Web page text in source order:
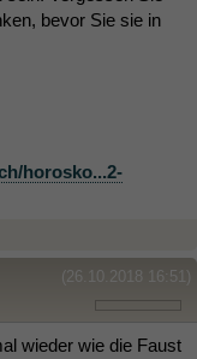
bevor Sie sie in
horosko...2-
(26.10.2018 16:51)
wieder wie die Faust